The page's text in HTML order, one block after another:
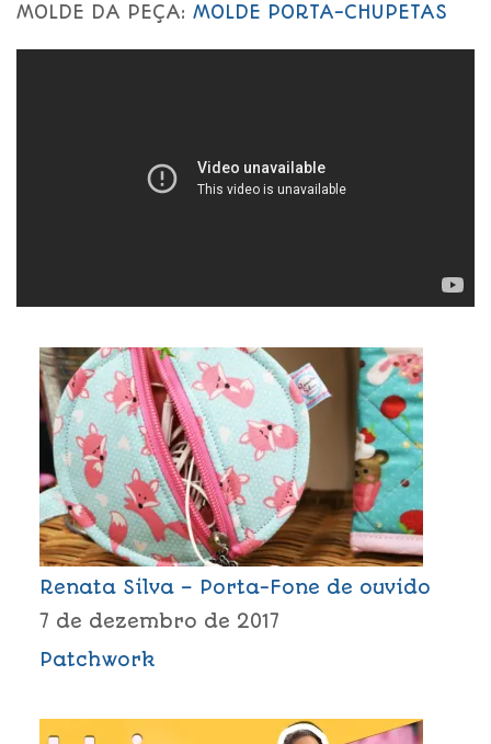
MOLDE DA PEÇA: MOLDE PORTA-CHUPETAS
Renata Silva – Porta-Fone de ouvido
7 de dezembro de 2017
Patchwork